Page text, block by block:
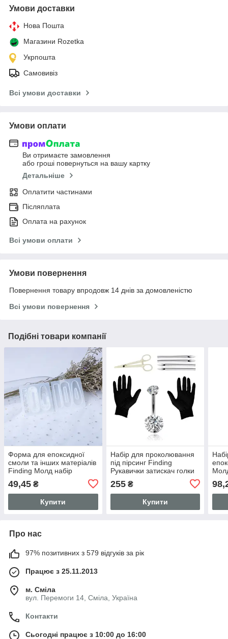
Умови доставки
Нова Пошта
Магазини Rozetka
Укрпошта
Самовивіз
Всі умови доставки
Умови оплати
Ви отримаєте замовлення
або гроші повернуться на вашу картку
Детальніше
Оплатити частинами
Післяплата
Оплата на рахунок
Всі умови оплати
Умови повернення
Повернення товару впродовж 14 днів за домовленістю
Всі умови повернення
Подібні товари компанії
Форма для епоксидної
смоли та інших матеріалів
Finding Молд набір
Білий 85 мм x 80 мм x 6
мм pw0001-245j
49,45 ₴
Купити
Набір для проколювання
під пірсинг Finding
Рукавички затискач голки
пірсингу пупа Сталистий
255₴
Купити
Про нас
97% позитивних з 579 відгуків за рік
Працює з 25.11.2013
м. Сміла
вул. Перемоги 14, Сміла, Україна
Контакти
Сьогодні працює з 10:00 до 16:00